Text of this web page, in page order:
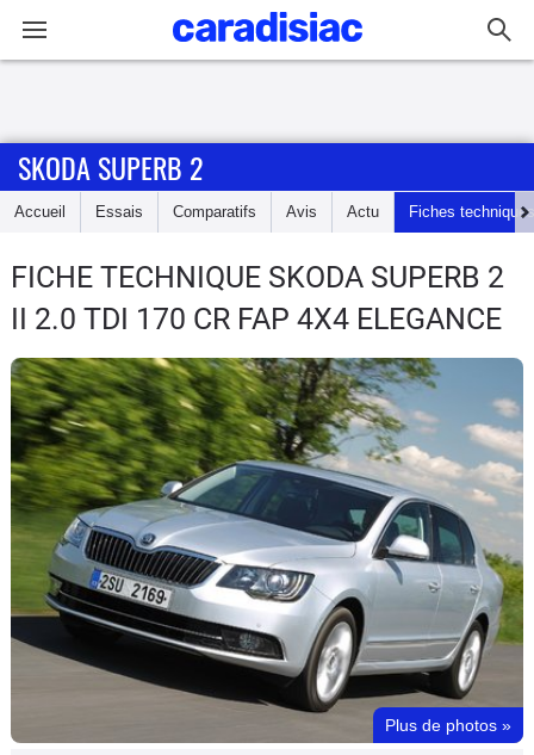
Accueil
Essais
Guide
d'achat
Electriques
Utilitaires
Flottes
Auto
Services
SKODA SUPERB 2
Accueil Essais Comparatifs Avis Actu Fiches techniques
FICHE TECHNIQUE SKODA SUPERB 2
II 2.0 TDI 170 CR FAP 4X4 ELEGANCE
Plus de photos »